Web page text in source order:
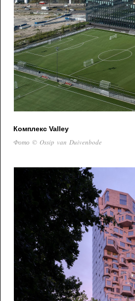
Комплекс Valley
Фото © Ossip van Duivenbode